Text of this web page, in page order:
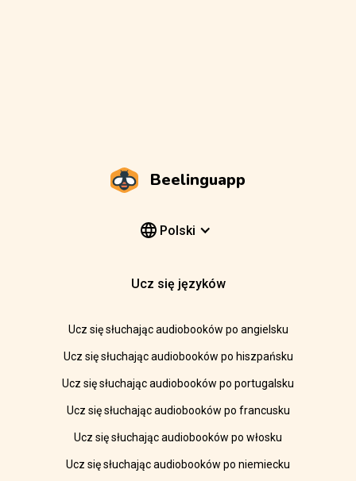
Beelinguapp
Polski
Ucz się języków
Ucz się słuchając audiobooków po angielsku
Ucz się słuchając audiobooków po hiszpańsku
Ucz się słuchając audiobooków po portugalsku
Ucz się słuchając audiobooków po francusku
Ucz się słuchając audiobooków po włosku
Ucz się słuchając audiobooków po niemiecku